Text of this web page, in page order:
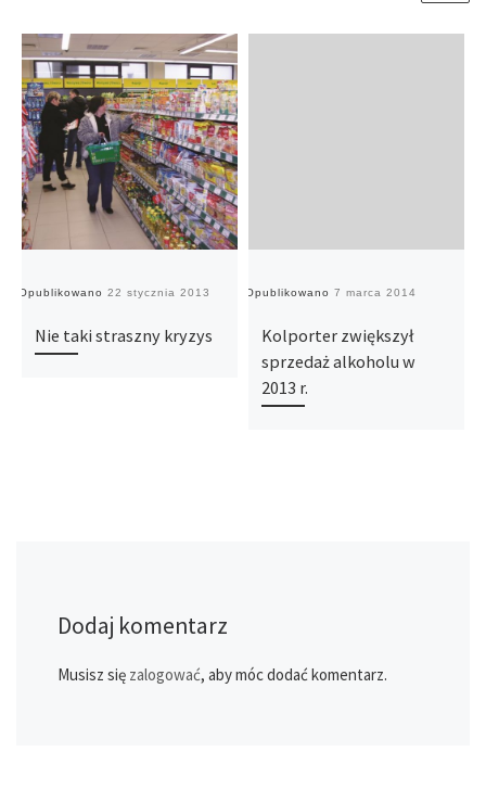
Opublikowano 22 stycznia 2013
Nie taki straszny kryzys
Opublikowano 7 marca 2014
Kolporter zwiększył
sprzedaż alkoholu w
2013 r.
Dodaj komentarz
Musisz się zalogować, aby móc dodać komentarz.